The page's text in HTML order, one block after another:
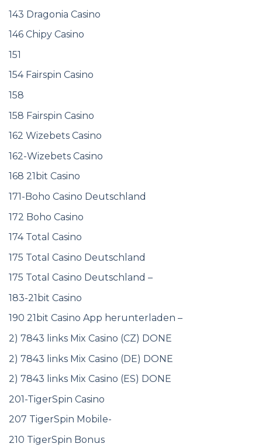
143 Dragonia Casino
146 Chipy Casino
151
154 Fairspin Casino
158
158 Fairspin Casino
162 Wizebets Casino
162-Wizebets Casino
168 21bit Casino
171-Boho Casino Deutschland
172 Boho Casino
174 Total Casino
175 Total Casino Deutschland
175 Total Casino Deutschland –
183-21bit Casino
190 21bit Casino App herunterladen –
2) 7843 links Mix Casino (CZ) DONE
2) 7843 links Mix Casino (DE) DONE
2) 7843 links Mix Casino (ES) DONE
201-TigerSpin Casino
207 TigerSpin Mobile-
210 TigerSpin Bonus